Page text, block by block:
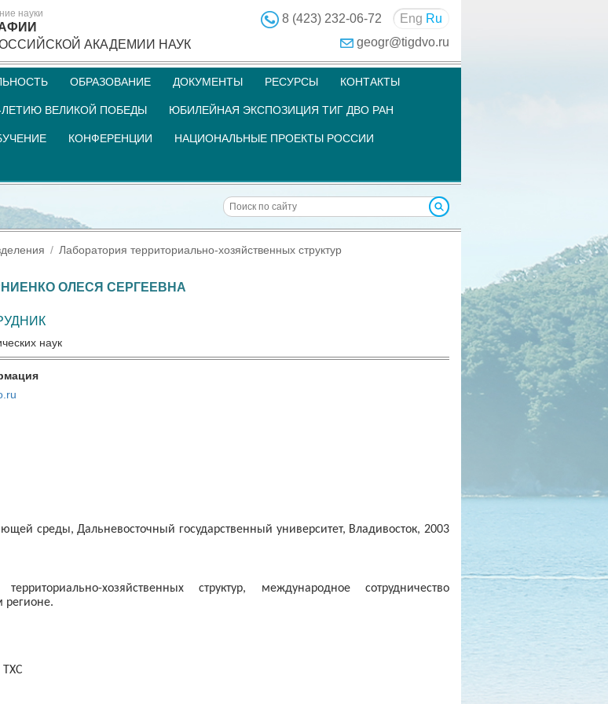
науки
АКАДЕМИИ НАУК
8 (423) 232-06-72 Eng Ru
geogr@tigdvo.ru
ОБРАЗОВАНИЕ ДОКУМЕНТЫ РЕСУРСЫ КОНТАКТЫ
ЛЕТИЮ ВЕЛИКОЙ ПОБЕДЫ ЮБИЛЕЙНАЯ ЭКСПОЗИЦИЯ ТИГ ДВО РАН
КОНФЕРЕНЦИИ НАЦИОНАЛЬНЫЕ ПРОЕКТЫ РОССИИ
Лаборатория территориально-хозяйственных структур
ОЛЕСЯ СЕРГЕЕВНА
наук
среды, Дальневосточный государственный университет, Владивосток, 2003
хозяйственных структур, международное сотрудничество
регионе.
ТХС